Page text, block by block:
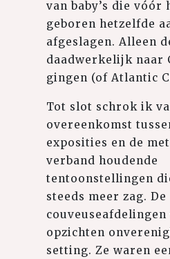
van baby’s die vóór
geboren hetzelfde
afgeslagen. Alleen
daadwerkelijk naar
gingen (of Atlantic
Tot slot schrok ik
overeenkomst
exposities en de
verband houdende
tentoonstellingen
steeds meer zag. De
opzichten
setting. Ze waren